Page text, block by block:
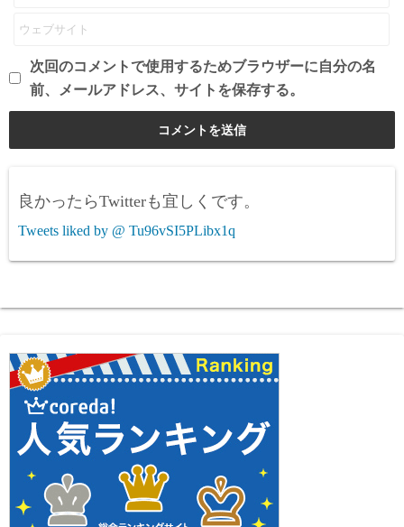
次回のコメントで使用するためブラウザーに自分の名
前、メールアドレス、サイトを保存する。
良かったらTwitterも宜しくです。
Tweets liked by @ Tu96vSI5PLibx1q